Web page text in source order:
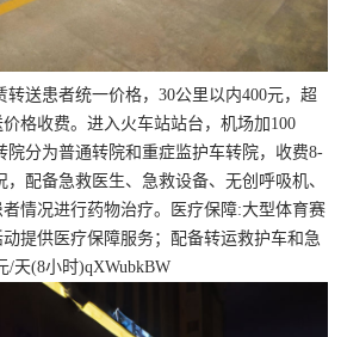
送患者统一价格，30公里以内400元，超
格收费。进入火车站站台，机场加100
院分为普通转院和重症监护车转院，收费8-
配备急救医生、急救设备、无创呼吸机、
情况进行药物治疗。医疗保障:大型体育赛
提供医疗保障服务；配备转运救护车和急
/天(8小时)qXWubkBW